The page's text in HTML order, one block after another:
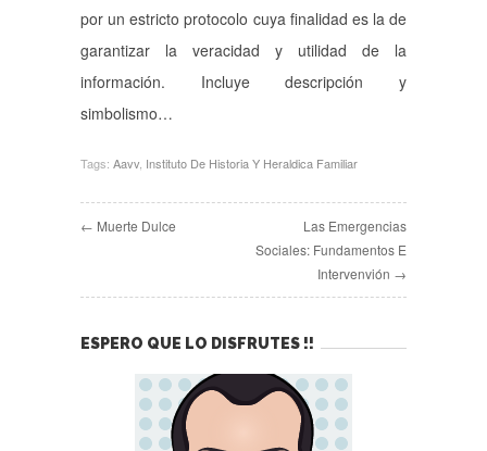
por un estricto protocolo cuya finalidad es la de
garantizar la veracidad y utilidad de la
información. Incluye descripción y
simbolismo…
Tags: Aavv Instituto De Historia Y Heraldica Familiar
← Muerte Dulce
Las Emergencias
Sociales: Fundamentos E
Intervenvión →
ESPERO QUE LO DISFRUTES !!